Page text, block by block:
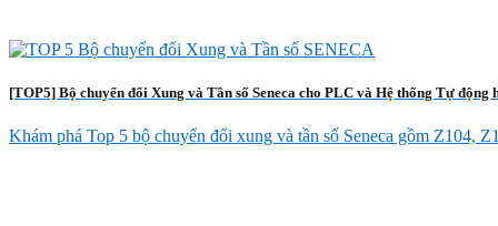
[TOP5] Bộ chuyển đổi Xung và Tần số Seneca cho PLC và Hệ thống Tự động
Khám phá Top 5 bộ chuyển đổi xung và tần số Seneca gồm Z104,